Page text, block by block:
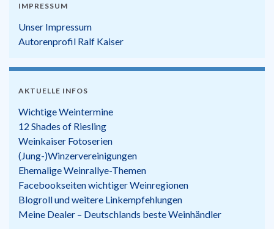
IMPRESSUM
Unser Impressum
Autorenprofil Ralf Kaiser
AKTUELLE INFOS
Wichtige Weintermine
12 Shades of Riesling
Weinkaiser Fotoserien
(Jung-)Winzervereinigungen
Ehemalige Weinrallye-Themen
Facebookseiten wichtiger Weinregionen
Blogroll und weitere Linkempfehlungen
Meine Dealer – Deutschlands beste Weinhändler